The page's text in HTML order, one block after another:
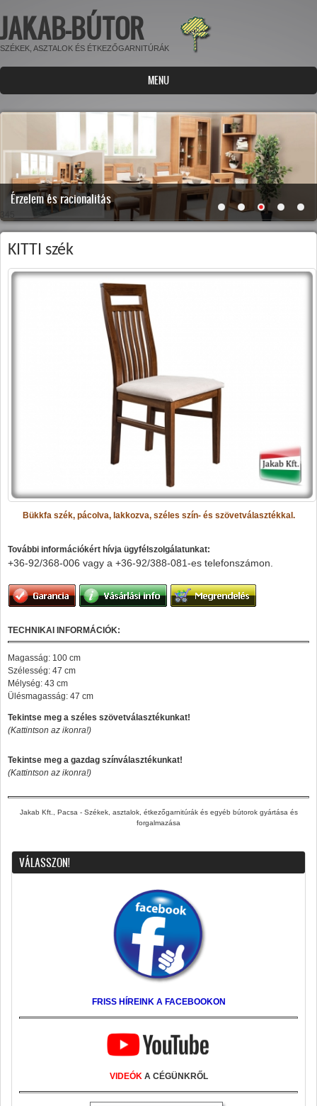
Ugrás a tartalomra
JAKAB-BÚTOR
SZÉKEK, ASZTALOK ÉS ÉTKEZŐGARNITÚRÁK
MENU
Érzelem és racionalitás
KITTI szék
Bükkfa szék, pácolva, lakkozva, széles szín- és szövetválasztékkal.
További információkért hívja ügyfélszolgálatunkat:
+36-92/368-006 vagy a +36-92/388-081-es telefonszámon.
TECHNIKAI INFORMÁCIÓK:
Magasság: 100 cm
Szélesség: 47 cm
Mélység: 43 cm
Ülésmagasság: 47 cm
Tekintse meg a széles szövetválasztékunkat!
(Kattintson az ikonra!)
Tekintse meg a gazdag színválasztékunkat!
(Kattintson az ikonra!)
Jakab Kft., Pacsa - Székek, asztalok, étkezőgarnitúrák és egyéb bútorok gyártása és
forgalmazása
VÁLASSZON!
FRISS HÍREINK A FACEBOOKON
VIDEÓK A CÉGÜNKRŐL